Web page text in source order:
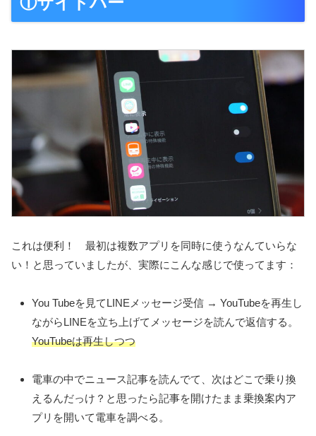
これは便利！ 最初は複数アプリを同時に使うなんていらな
い！と思っていましたが、実際にこんな感じで使ってます：
You Tubeを見てLINEメッセージ受信 → YouTubeを再生し
ながらLINEを立ち上げてメッセージを読んで返信する。
YouTubeは再生しつつ
電車の中でニュース記事を読んでて、次はどこで乗り換
えるんだっけ？と思ったら記事を開けたまま乗換案内ア
プリを開いて電車を調べる。